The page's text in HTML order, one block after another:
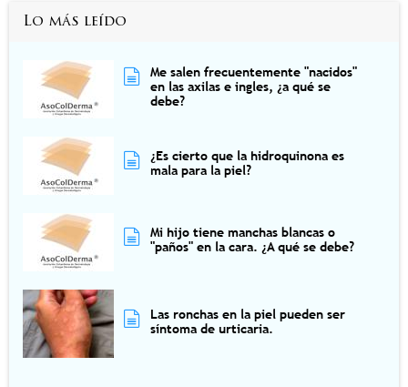
Lo más leído
Me salen frecuentemente "nacidos"
en las axilas e ingles, ¿a qué se
debe?
¿Es cierto que la hidroquinona es
mala para la piel?
Mi hijo tiene manchas blancas o
"paños" en la cara. ¿A qué se debe?
Las ronchas en la piel pueden ser
síntoma de urticaria.